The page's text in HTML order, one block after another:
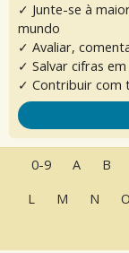
✓ Junte-se à
mundo
✓ Avaliar,
✓ Salvar cifras
✓ Contribuir com
0-9 A B
L
M N O